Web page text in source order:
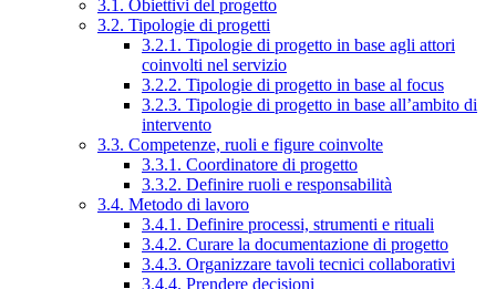
3.1. Obiettivi del progetto
3.2. Tipologie di progetti
3.2.1. Tipologie di progetto in base agli attori
coinvolti nel servizio
3.2.2. Tipologie di progetto in base al focus
3.2.3. Tipologie di progetto in base all’ambito di
intervento
3.3. Competenze, ruoli e figure coinvolte
3.3.1. Coordinatore di progetto
3.3.2. Definire ruoli e responsabilità
3.4. Metodo di lavoro
3.4.1. Definire processi, strumenti e rituali
3.4.2. Curare la documentazione di progetto
3.4.3. Organizzare tavoli tecnici collaborativi
3.4.4. Prendere decisioni